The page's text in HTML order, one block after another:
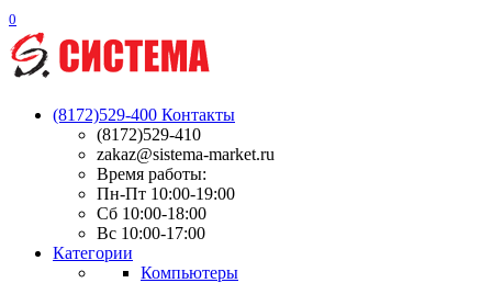
0
(8172)529-400 Контакты
(8172)529-410
zakaz@sistema-market.ru
Время работы:
Пн-Пт 10:00-19:00
Сб 10:00-18:00
Вс 10:00-17:00
Категории
Компьютеры